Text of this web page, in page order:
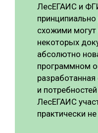
ЛесЕГАИС и
схожими могут
некоторых
абсолютно
программном
и
ЛесЕГАИС
практически